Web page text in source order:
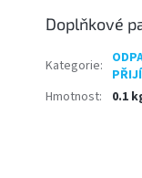
Doplňkové
Kategorie:
Hmotnost: 0.1